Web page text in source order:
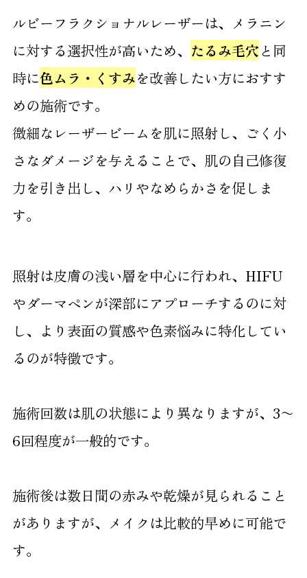
ルビーフラクショナルレーザーは、メラニン
に対する選択性が高いため、 たるみ毛穴と同
時に色ムラ・くすみを改善したい方におすす
めの施術です。
微細なレーザービームを肌に照射し、ごく小
さなダメージを与えることで、肌の自己修復
力を引き出し、ハリやなめらかさを促しま
す。
照射は皮膚の浅い層を中心に行われ、HIFU
やダーマペンが深部にアプローチするのに対
し、より表面の質感や色素悩みに特化してい
るのが特徴です。
施術回数は肌の状態により異なりますが、3〜
6回程度が一般的です。
施術後は数日間の赤みや乾燥が見られること
がありますが、メイクは比較的早めに可能で
す。